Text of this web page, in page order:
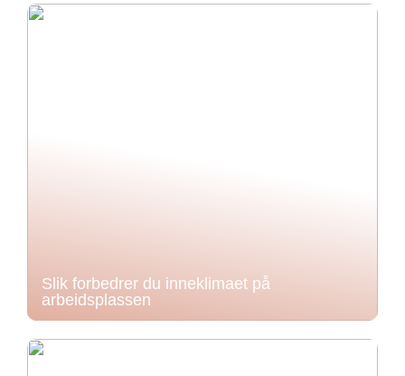
Slik forbedrer du inneklimaet på
arbeidsplassen